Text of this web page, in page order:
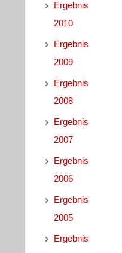
Ergebnis
2010
Ergebnis
2009
Ergebnis
2008
Ergebnis
2007
Ergebnis
2006
Ergebnis
2005
Ergebnis